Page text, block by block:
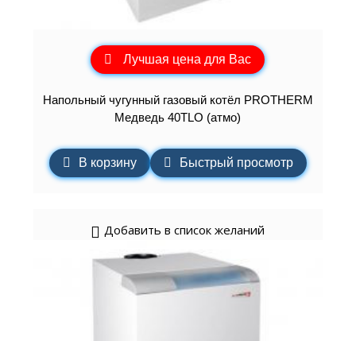
Лучшая цена для Вас
Напольный чугунный газовый котёл PROTHERM
Медведь 40TLO (атмо)
В корзину Быстрый просмотр
Добавить в список желаний